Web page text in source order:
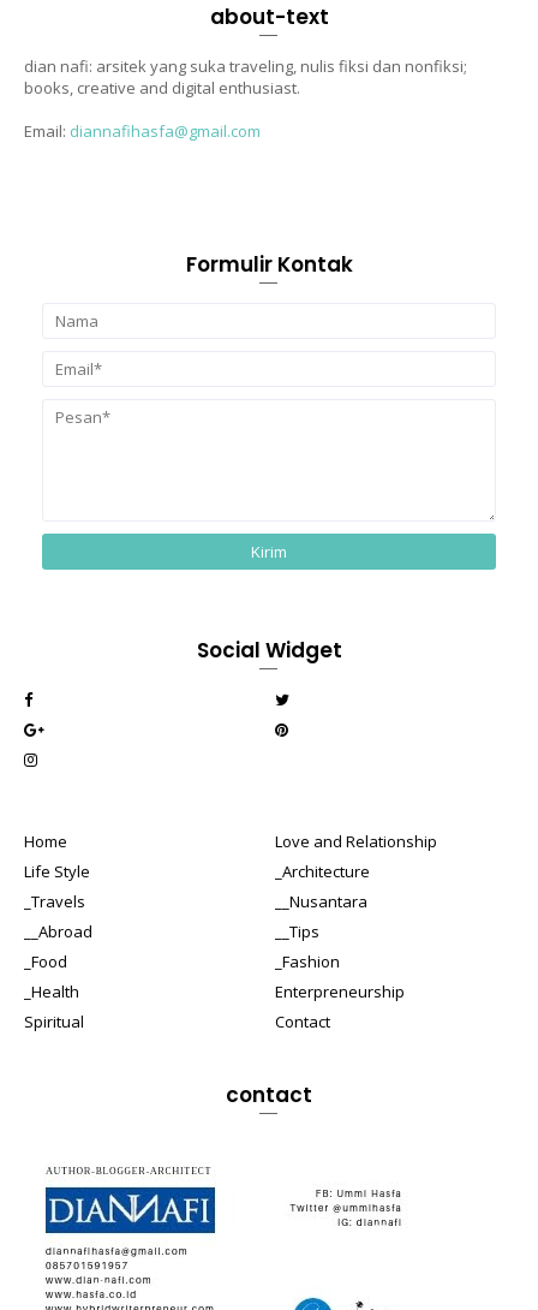
about-text
dian nafi: arsitek yang suka traveling, nulis fiksi dan nonfiksi;
books, creative and digital enthusiast.
Email: diannafihasfa@gmail.com
Formulir Kontak
Social Widget
Home
Love and Relationship
Life Style
_Architecture
_Travels
__Nusantara
__Abroad
__Tips
_Food
_Fashion
_Health
Enterpreneurship
Spiritual
Contact
contact